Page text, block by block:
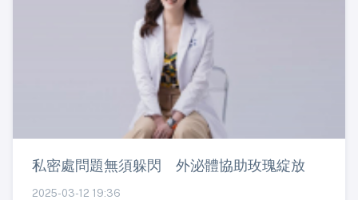
私密處問題無須躲閃 外泌體協助玫瑰綻放
2025-03-12 19:36